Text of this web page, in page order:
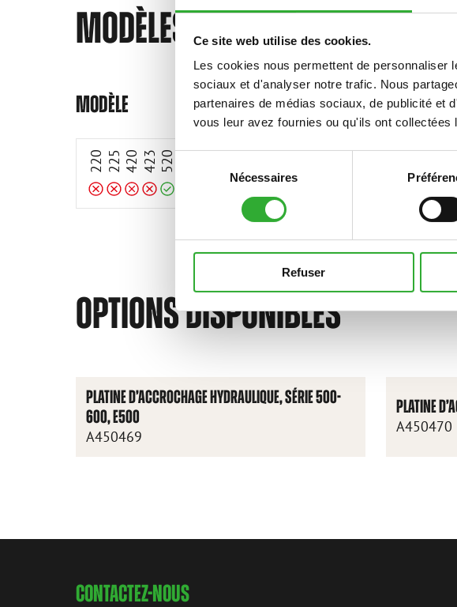
Ce site web utilise des cookies.
Les cookies nous permettent de personnaliser
sociaux et d'analyser notre trafic. Nous
partenaires de médias sociaux, de publicité et
vous leur avez fournies ou qu'ils ont
consentement
Nécessaires
Refuser
MODÈLES COMPATIBLES
MODÈLE
220
Incompatible
225
Incompatible
420
Incompatible
423 520
CompatibleCompatibleCompatibleCompatibleCompatibleCompatibleCompatibleCompatibleCompatibleCompatibleCompatibleCompatibleCompatibleCompatible
OPTIONS DISPONIBLES
PLATINE D’ACCROCHAGE HYDRAULIQUE, SÉRIE 500-
600, E500
A450469
PLATINE
A450470
CONTACTEZ-NOUS